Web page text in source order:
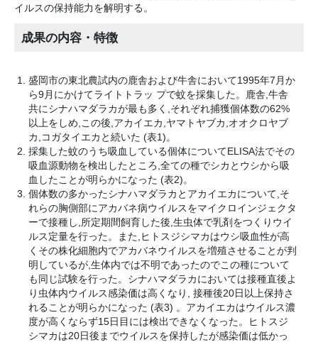
イルスの保持能力を解明する。
成果の内容・特徴
盛岡市の東北農試内の鹿舎および牛舎において1995年7月か
ら9月にかけてライトトラッ プで蚊を採集した。鹿舎,牛舎
共にシナハマダラカが最も多く,それぞれ捕獲個体数の62%
以上をしめ,この後,アカイエカ,ヤマトヤブカ,オオクロヤブ
カ,コガタイエカと続いた (表1)。
採集した蚊のうち吸血している個体についてELISA法でその
吸血源動物を検出したところ,全ての種でシカとウシから吸
血したことが明らかになった (表2)。
個体数の多かったシナハマダラカとアカイエカについて,そ
れらの胸側部にアカバネ病ウイルスをマイクロインジェクタ
ーで接種し,所定期間飼育した後,生虫体で乳剤をつくりウイ
ルス定量を行った。また,ヒトスジシマカはウシ吸血性が高
くその株化細胞内でアカバネウイルスを増殖させることが判
明しているが,生体内では不明であったのでこの種について
も同じ試験を行った。シナハマダラカにおいては接種直後よ
り虫体内ウイルス感染価は高くなり, 接種後20日以上保持さ
れることが明らかになった (表3) 。アカイエカはウイルス濃
度が高くならず15日目には検出できなくなった。ヒトスジ
シマカは20日後までウイルスを保持したが感染価は低かっ